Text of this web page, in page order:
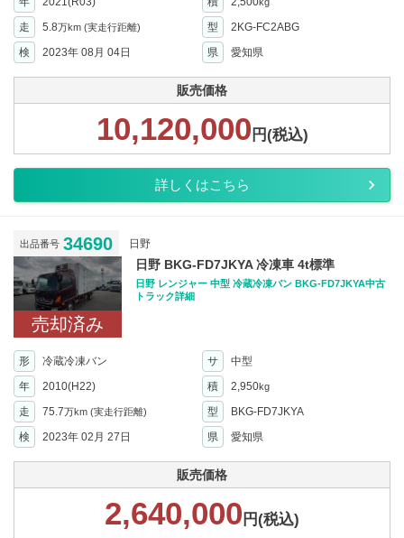
走 5.8万km (実走行距離) 型
2KG-FC2ABG
検
2023年 08月 04日 県 愛知県
販売価格
10,120,000 円(税込)
詳しくはこちら
出品番号 34690 日野
売却済み
日野 BKG-FD7JKYA 冷凍車 4t標準
日野 レンジャー 中型 冷蔵冷凍バン BKG-FD7JKYA中古
トラック詳細
形 冷蔵冷凍バン サ
中型
年
2010(H22) 積 2,950kg
走 75.7万km (実走行距離) 型
BKG-FD7JKYA
検
2023年 02月 27日 県 愛知県
販売価格
2,640,000 円(税込)